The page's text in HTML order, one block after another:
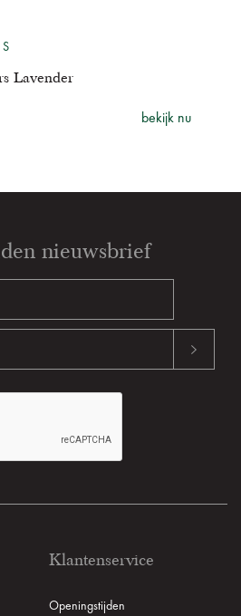
Lavender
bekijk nu
nieuwsbrief
Klantenservice
Openingstijden